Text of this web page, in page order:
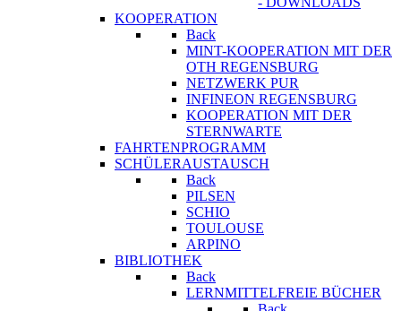
KOOPERATION
Back
MINT-KOOPERATION MIT DER
OTH REGENSBURG
NETZWERK PUR
INFINEON REGENSBURG
KOOPERATION MIT DER
STERNWARTE
FAHRTENPROGRAMM
SCHÜLERAUSTAUSCH
Back
PILSEN
SCHIO
TOULOUSE
ARPINO
BIBLIOTHEK
Back
LERNMITTELFREIE BÜCHER